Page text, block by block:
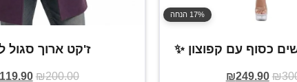
17% הנחה
כסוף עם קפוצון ✨
₪
₪249.90
ז'קט ארוך סגול
₪200.00
119.90